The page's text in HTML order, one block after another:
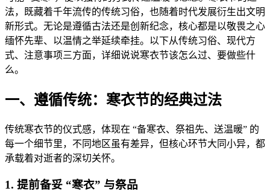
法，既藏着千年流传的传统习俗，也随着时代发展衍生出文明
新形式。无论是遵循古法还是创新纪念，核心都是以敬畏之心
缅怀先辈、以温情之举延续牵挂。以下从传统习俗、现代方
式、注意事项三方面，详细说说寒衣节该怎么过、要做些什
么。
一、遵循传统：寒衣节的经典过法
传统寒衣节的仪式感，体现在 “备寒衣、祭祖先、送温暖” 的
每一个细节里，不同地区虽有差异，但核心环节大同小异，都
承载着对逝者的深切关怀。
1. 提前备妥 “寒衣” 与祭品